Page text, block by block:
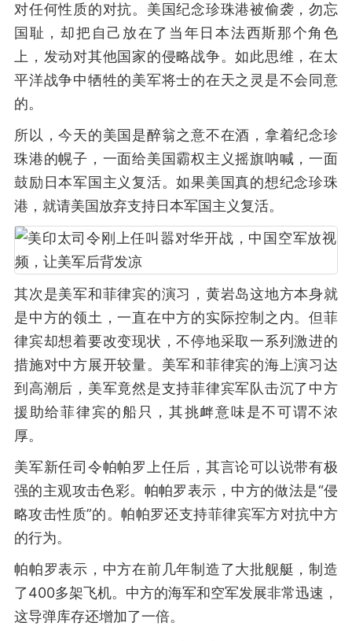
对任何性质的对抗。美国纪念珍珠港被偷袭，勿忘
国耻，却把自己放在了当年日本法西斯那个角色
上，发动对其他国家的侵略战争。如此思维，在太
平洋战争中牺牲的美军将士的在天之灵是不会同意
的。
所以，今天的美国是醉翁之意不在酒，拿着纪念珍
珠港的幌子，一面给美国霸权主义摇旗呐喊，一面
鼓励日本军国主义复活。如果美国真的想纪念珍珠
港，就请美国放弃支持日本军国主义复活。
其次是美军和菲律宾的演习，黄岩岛这地方本身就
是中方的领土，一直在中方的实际控制之内。但菲
律宾却想着要改变现状，不停地采取一系列激进的
措施对中方展开较量。美军和菲律宾的海上演习达
到高潮后，美军竟然是支持菲律宾军队击沉了中方
援助给菲律宾的船只，其挑衅意味是不可谓不浓
厚。
美军新任司令帕帕罗上任后，其言论可以说带有极
强的主观攻击色彩。帕帕罗表示，中方的做法是“侵
略攻击性质”的。帕帕罗还支持菲律宾军方对抗中方
的行为。
帕帕罗表示，中方在前几年制造了大批舰艇，制造
了400多架飞机。中方的海军和空军发展非常迅速，
这导弹库存还增加了一倍。